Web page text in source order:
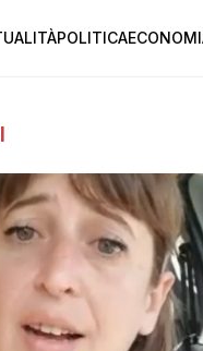
POLITICA